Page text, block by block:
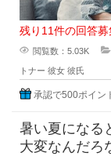
残り11件の回答募
閲覧数：5.03K
トナー 彼女 彼氏
承認で500ポイン
暑い夏になる
大変なんだろ